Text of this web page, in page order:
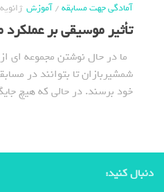
آمادگی جهت مسابقه/آموزش ژانویه 2, 2020
تأثیر موسیقی بر عملکرد
ما در حال نوشتن مجموعه ای از
شمشیربازان تا بتوانند در
خود برسند. در حالی که هیچ
دنبال کنید: